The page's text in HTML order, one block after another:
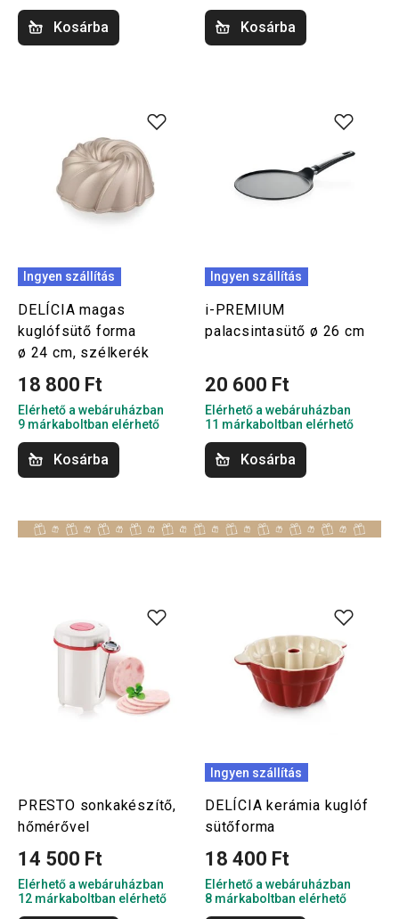
Kosárba Kosárba
Ingyen szállítás
DELÍCIA magas
kuglófsütő forma
ø 24 cm, szélkerék
18 800 Ft
Elérhető a webáruházban
9 márkaboltban elérhető
Kosárba
Ingyen szállítás
i-PREMIUM
palacsintasütő ø 26 cm
20 600 Ft
Elérhető a webáruházban
11 márkaboltban elérhető
Kosárba
PRESTO sonkakészítő,
hőmérővel
14 500 Ft
Elérhető a webáruházban
12 márkaboltban elérhető
Ingyen szállítás
DELÍCIA kerámia kuglóf
sütőforma
18 400 Ft
Elérhető a webáruházban
8 márkaboltban elérhető